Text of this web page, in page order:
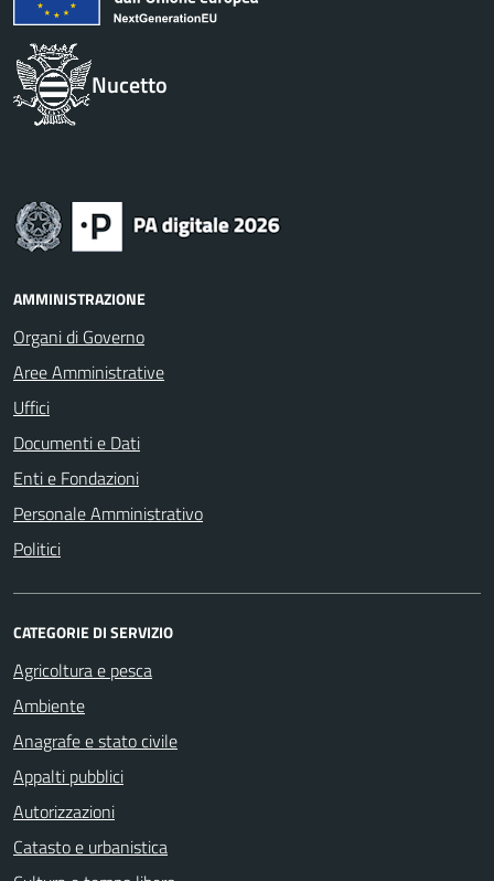
Nucetto
AMMINISTRAZIONE
Organi di Governo
Aree Amministrative
Uffici
Documenti e Dati
Enti e Fondazioni
Personale Amministrativo
Politici
CATEGORIE DI SERVIZIO
Agricoltura e pesca
Ambiente
Anagrafe e stato civile
Appalti pubblici
Autorizzazioni
Catasto e urbanistica